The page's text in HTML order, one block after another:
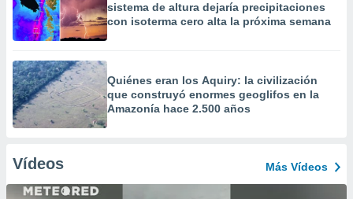
sistema de altura dejaría precipitaciones
con isoterma cero alta la próxima semana
Quiénes eran los Aquiry: la civilización
que construyó enormes geoglifos en la
Amazonía hace 2.500 años
Vídeos Más Vídeos